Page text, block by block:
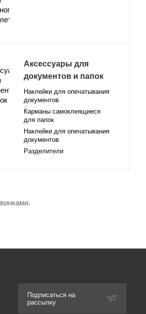
Аксессуары для
документов и папок
Наклейки для опечатывания
документов
Карманы самоклеящиеся
для папок
Наклейки для опечатывания
документов
Разделители
Подписаться на
рассылку